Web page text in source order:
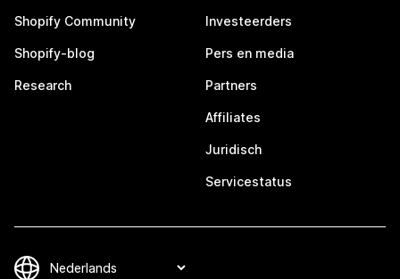
Shopify Community
Shopify-blog
Research
Investeerders
Pers en media
Partners
Affiliates
Juridisch
Servicestatus